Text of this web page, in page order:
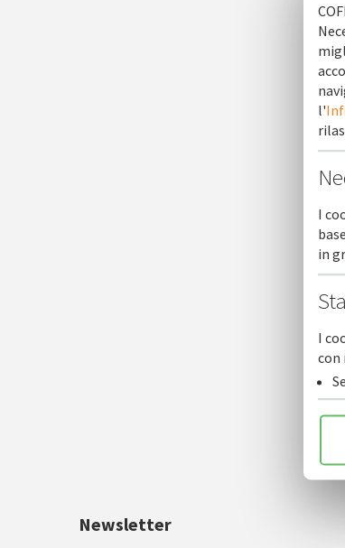
Newsletter
l'
I
in
I
con